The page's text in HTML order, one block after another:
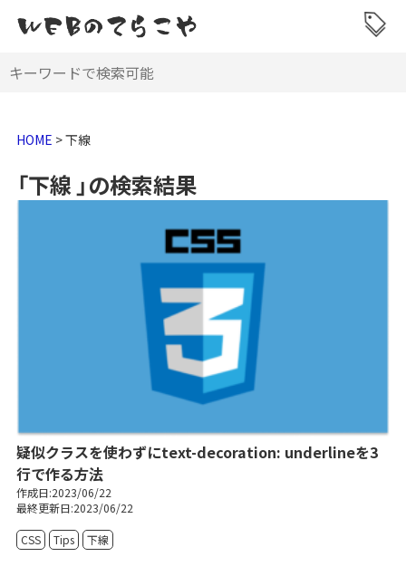
HOME >下線
「下線 」の検索結果
疑似クラスを使わずにtext-decoration: underlineを3
行で作る方法
作成日:2023/06/22
最終更新日:2023/06/22
CSS Tips 下線